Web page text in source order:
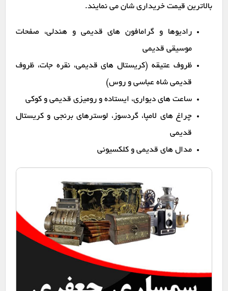
بالاترین قیمت خریداری شان می نمایند.
رادیوها و گرامافون های قدیمی و هندلی، صفحات
موسیقی قدیمی
ظروف عتیقه (کریستال های قدیمی، نقره جات، ظروف
قدیمی شاه عباسی و روس)
ساعت های دیواری، ایستاده و رومیزی قدیمی و کوکی
چراغ های لامپا، گردسوز، لوسترهای برنجی و کریستال
قدیمی
مدال های قدیمی و کلکسیونی